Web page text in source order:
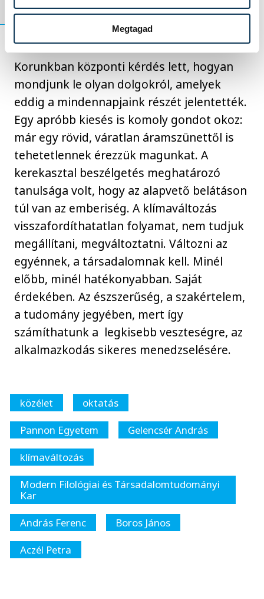
Megtagad
Korunkban központi kérdés lett, hogyan
mondjunk le olyan dolgokról, amelyek
eddig a mindennapjaink részét jelentették.
Egy apróbb kiesés is komoly gondot okoz:
már egy rövid, váratlan áramszünettől is
tehetetlennek érezzük magunkat. A
kerekasztal beszélgetés meghatározó
tanulsága volt, hogy az alapvető belátáson
túl van az emberiség. A klímaváltozás
visszafordíthatatlan folyamat, nem tudjuk
megállítani, megváltoztatni. Változni az
egyénnek, a társadalomnak kell. Minél
előbb, minél hatékonyabban. Saját
érdekében. Az észszerűség, a szakértelem,
a tudomány jegyében, mert így
számíthatunk a legkisebb veszteségre, az
alkalmazkodás sikeres menedzselésére.
közélet
oktatás
Pannon Egyetem
Gelencsér András
klímaváltozás
Modern Filológiai és Társadalomtudományi
Kar
András Ferenc
Boros János
Aczél Petra